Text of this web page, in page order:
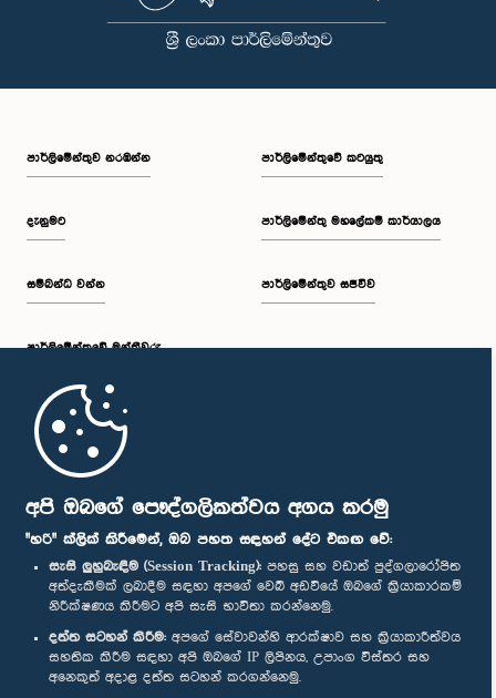
අපි ඔබගේ පෞද්ගලිකත්වය අගය කරමු
"හරි" ක්ලික් කිරීමෙන්, ඔබ පහත සඳහන් දේට එකඟ වේ:
සැසි ලුහුබැඳීම (Session Tracking): පහසු සහ වඩාත් පුද්ගලාරෝපිත
අත්දැකීමක් ලබාදීම සඳහා අපගේ වෙබ් අඩවියේ ඔබගේ ක්‍රියාකාරකම්
නිරීක්ෂණය කිරීමට අපි සැසි භාවිතා කරන්නෙමු.
දත්ත සටහන් කිරීම: අපගේ සේවාවන්හි ආරක්ෂාව සහ ක්‍රියාකාරීත්වය
සහතික කිරීම සඳහා අපි ඔබගේ IP ලිපිනය, උපාංග විස්තර සහ
අනෙකුත් අදාළ දත්ත සටහන් කරගන්නෙමු.
පාර්ලි‌මේන්තුව නරඹන්න
දැනුමට
සම්බන්ධ වන්න
පාර්ලි‌මේන්තුවේ මන්ත්‍රීවරු
මුල් පිටුව
පාර්ලිමේන්තුවේ කටයුතු
පාර්ලිමේන්තු මහලේකම් කාර්යාලය
පාර්ලිමේන්තුව සජීවීව
පාර්ලිමේන්තු ජංගම යෙදුම
අප හා සම්බන්ධ වී සිටින්න :